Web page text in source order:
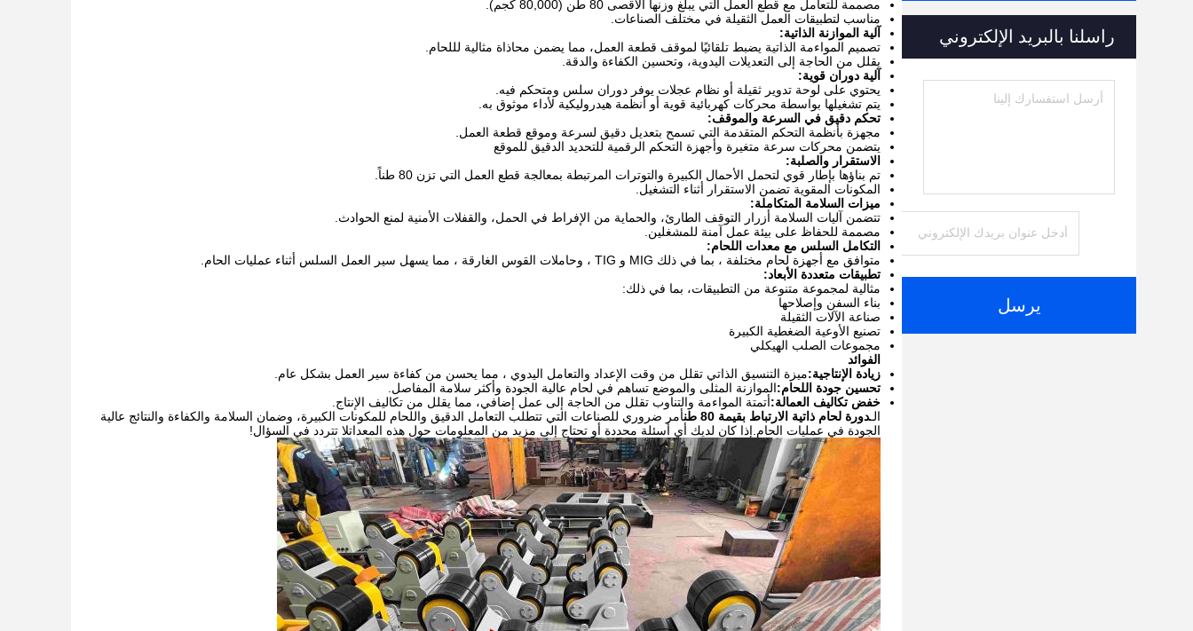
راسلنا بالبريد الإلكتروني
يرسل
مصممة للتعامل مع قطع العمل التي يبلغ وزنها الأقصى 80 طن (80,000 كجم).
مناسب لتطبيقات العمل الثقيلة في مختلف الصناعات.
آلية الموازنة الذاتية:
تصميم المواءمة الذاتية يضبط تلقائيًا لموقف قطعة العمل، مما يضمن محاذاة مثالية لللحام.
يقلل من الحاجة إلى التعديلات اليدوية، وتحسين الكفاءة والدقة.
آلية دوران قوية:
يحتوي على لوحة تدوير ثقيلة أو نظام عجلات يوفر دوران سلس ومتحكم فيه.
يتم تشغيلها بواسطة محركات كهربائية قوية أو أنظمة هيدروليكية لأداء موثوق به.
تحكم دقيق في السرعة والموقف:
مجهزة بأنظمة التحكم المتقدمة التي تسمح بتعديل دقيق لسرعة وموقع قطعة العمل.
يتضمن محركات سرعة متغيرة وأجهزة التحكم الرقمية للتحديد الدقيق للموقع
الاستقرار والصلبة:
تم بناؤها بإطار قوي لتحمل الأحمال الكبيرة والتوترات المرتبطة بمعالجة قطع العمل التي تزن 80 طناً.
المكونات المقوية تضمن الاستقرار أثناء التشغيل.
ميزات السلامة المتكاملة:
تتضمن آليات السلامة أزرار التوقف الطارئ، والحماية من الإفراط في الحمل، والقفلات الأمنية لمنع الحوادث.
مصممة للحفاظ على بيئة عمل آمنة للمشغلين.
التكامل السلس مع معدات اللحام:
متوافق مع أجهزة لحام مختلفة ، بما في ذلك MIG و TIG ، وحاملات القوس الغارقة ، مما يسهل سير العمل السلس أثناء عمليات الحام.
تطبيقات متعددة الأبعاد:
مثالية لمجموعة متنوعة من التطبيقات، بما في ذلك:
بناء السفن وإصلاحها
صناعة الآلات الثقيلة
تصنيع الأوعية الضغطية الكبيرة
مجموعات الصلب الهيكلي
الفوائد
زيادة الإنتاجية:ميزة التنسيق الذاتي تقلل من وقت الإعداد والتعامل اليدوي ، مما يحسن من كفاءة سير العمل بشكل عام.
تحسين جودة اللحام:الموازنة المثلى والموضع تساهم في لحام عالية الجودة وأكثر سلامة المفاصل.
خفض تكاليف العمالة:أتمتة المواءمة والتناوب تقلل من الحاجة إلى عمل إضافي، مما يقلل من تكاليف الإنتاج.
الـدورة لحام ذاتية الارتباط بقيمة 80 طن
أمر ضروري للصناعات التي تتطلب التعامل الدقيق واللحام للمكونات الكبيرة، وضمان السلامة والكفاءة والنتائج عالية
الجودة في عمليات الحام.إذا كان لديك أي أسئلة محددة أو تحتاج إلى مزيد من المعلومات حول هذه المعداتلا تتردد في السؤال!